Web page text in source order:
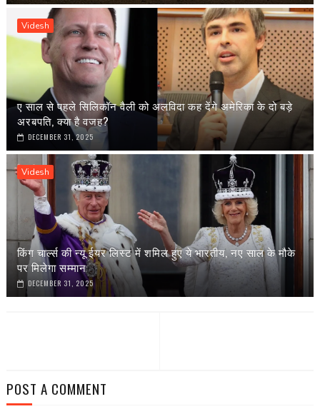
Videsh
ए साल से पहले सिलिकॉन वैली को अलविदा कह देंगे अमेरिका के दो बड़े
अरबपति, क्या है वजह?
DECEMBER 31, 2025
Videsh
किंग चार्ल्स की न्यू ईयर लिस्ट में शमिल हुए ये भारतीय, नए साल के मौके
पर मिलेगा सम्मान
DECEMBER 31, 2025
POST A COMMENT